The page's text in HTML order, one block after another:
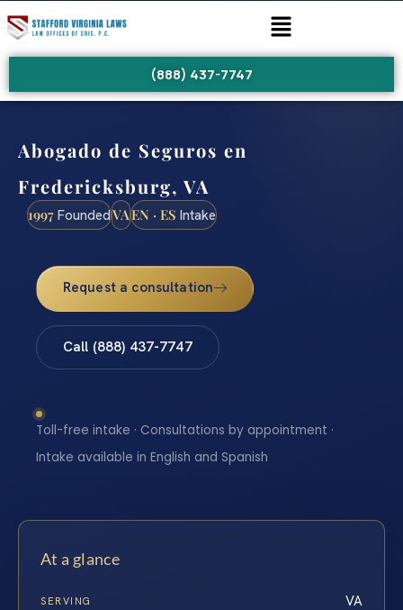
(888) 437-7747
Abogado de Seguros en
Fredericksburg, VA
1997 FoundedVAEN · ES Intake
Request a consultation
Call (888) 437-7747
Toll-free intake · Consultations by appointment ·
Intake available in English and Spanish
At a glance
SERVING VA